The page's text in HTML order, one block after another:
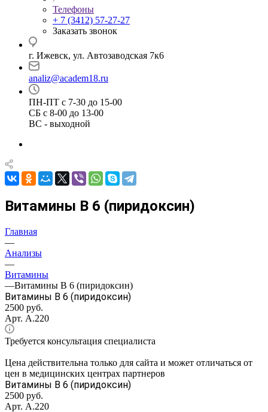
Телефоны
+ 7 (3412) 57-27-27
Заказать звонок
г. Ижевск, ул. Автозаводская 7к6
analiz@academ18.ru
ПН-ПТ с 7-30 до 15-00
СБ с 8-00 до 13-00
ВС - выходной
Витамины В 6 (пиридоксин)
Главная
—
Анализы
—
Витамины
—Витамины В 6 (пиридоксин)
Витамины В 6 (пиридоксин)
2500 руб.
Арт. А.220
Требуется консультация специалиста
Цена действительна только для сайта и может отличаться от
цен в медицинских центрах партнеров
Витамины В 6 (пиридоксин)
2500 руб.
Арт. А.220